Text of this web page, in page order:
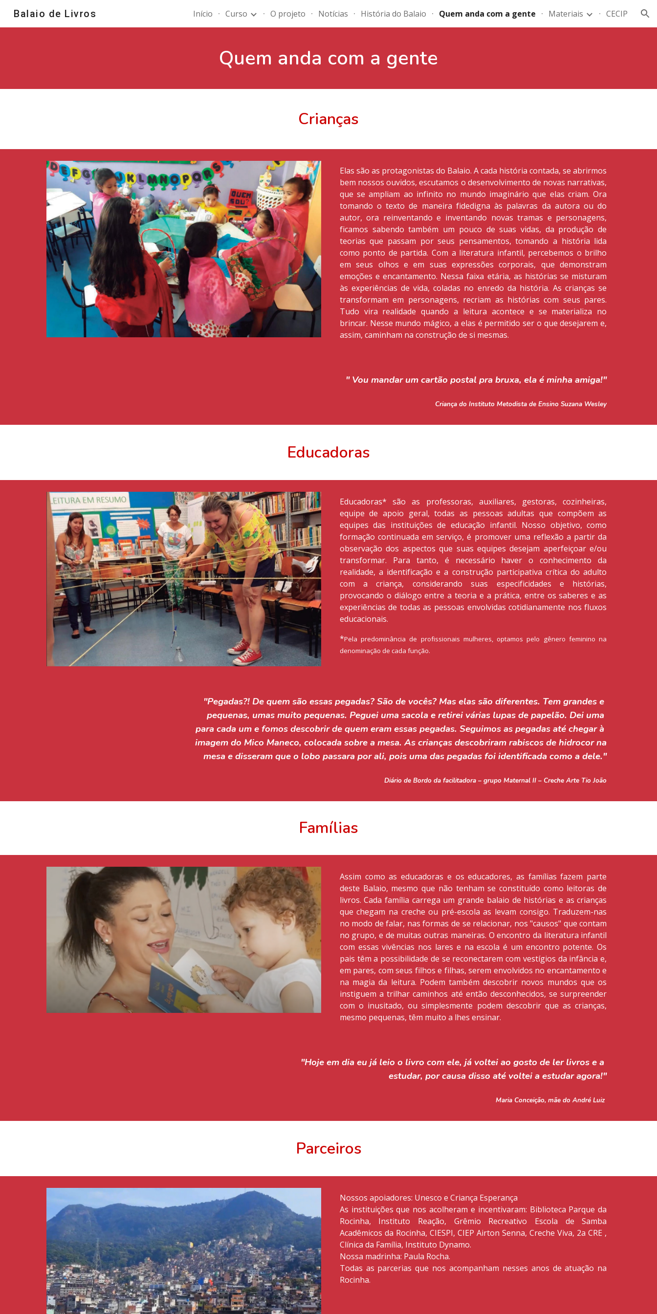
Skip to main content Skip to navigation
Balaio de Livros Início Curso O projeto Notícias História do Balaio Quem anda com a gente Materiais CECIP
Quem anda com a gente
Crianças
Elas são as protagonistas do Balaio. A cada história contada, se abrirmos
bem nossos ouvidos, escutamos o desenvolvimento de novas narrativas,
que se ampliam ao infinito no mundo imaginário que elas criam. Ora
tomando o texto de maneira fidedigna às palavras da autora ou do
autor, ora reinventando e inventando novas tramas e personagens,
ficamos sabendo também um pouco de suas vidas, da produção de
teorias que passam por seus pensamentos, tomando a história lida
como ponto de partida. Com a literatura infantil, percebemos o brilho
em seus olhos e em suas expressões corporais, que demonstram
emoções e encantamento. Nessa faixa etária, as histórias se misturam
às experiências de vida, coladas no enredo da história. As crianças se
transformam em personagens, recriam as histórias com seus pares.
Tudo vira realidade quando a leitura acontece e se materializa no
brincar. Nesse mundo mágico, a elas é permitido ser o que desejarem e,
assim, caminham na construção de si mesmas.
" Vou mandar um cartão postal pra bruxa, ela é minha amiga!"
Criança do Instituto Metodista de Ensino Suzana Wesley
Educadoras
Educadoras* são as professoras, auxiliares, gestoras, cozinheiras,
equipe de apoio geral, todas as pessoas adultas que compõem as
equipes das instituições de educação infantil. Nosso objetivo, como
formação continuada em serviço, é promover uma reflexão a partir da
observação dos aspectos que suas equipes desejam aperfeiçoar e/ou
transformar. Para tanto, é necessário haver o conhecimento da
realidade, a identificação e a construção participativa crítica do adulto
com a criança, considerando suas especificidades e histórias,
provocando o diálogo entre a teoria e a prática, entre os saberes e as
experiências de todas as pessoas envolvidas cotidianamente nos fluxos
educacionais.
*Pela predominância de profissionais mulheres, optamos pelo gênero feminino na
denominação de cada função.
"Pegadas?! De quem são essas pegadas? São de vocês? Mas elas são diferentes. Tem grandes e
pequenas, umas muito pequenas. Peguei uma sacola e retirei várias lupas de papelão. Dei uma
para cada um e fomos descobrir de quem eram essas pegadas. Seguimos as pegadas até chegar à
imagem do Mico Maneco, colocada sobre a mesa. As crianças descobriram rabiscos de hidrocor na
mesa e disseram que o lobo passara por ali, pois uma das pegadas foi identificada como a dele."
Diário de Bordo da facilitadora – grupo Maternal II – Creche Arte Tio João
Famílias
Assim como as educadoras e os educadores, as famílias fazem parte
deste Balaio, mesmo que não tenham se constituído como leitoras de
livros. Cada família carrega um grande balaio de histórias e as crianças
que chegam na creche ou pré-escola as levam consigo. Traduzem-nas
no modo de falar, nas formas de se relacionar, nos "causos" que contam
no grupo, e de muitas outras maneiras. O encontro da literatura infantil
com essas vivências nos lares e na escola é um encontro potente. Os
pais têm a possibilidade de se reconectarem com vestígios da infância e,
em pares, com seus filhos e filhas, serem envolvidos no encantamento e
na magia da leitura. Podem também descobrir novos mundos que os
instiguem a trilhar caminhos até então desconhecidos, se surpreender
com o inusitado, ou simplesmente podem descobrir que as crianças,
mesmo pequenas, têm muito a lhes ensinar.
"Hoje em dia eu já leio o livro com ele, já voltei ao gosto de ler livros e a
estudar, por causa disso até voltei a estudar agora!"
Maria Conceição, mãe do André Luiz
Parceiros
Nossos apoiadores: Unesco e Criança Esperança
As instituições que nos acolheram e incentivaram: Biblioteca Parque da
Rocinha, Instituto Reação, Grêmio Recreativo Escola de Samba
Acadêmicos da Rocinha, CIESPI, CIEP Airton Senna, Creche Viva, 2a CRE ,
Clínica da Família, Instituto Dynamo.
Nossa madrinha: Paula Rocha.
Todas as parcerias que nos acompanham nesses anos de atuação na
Rocinha.